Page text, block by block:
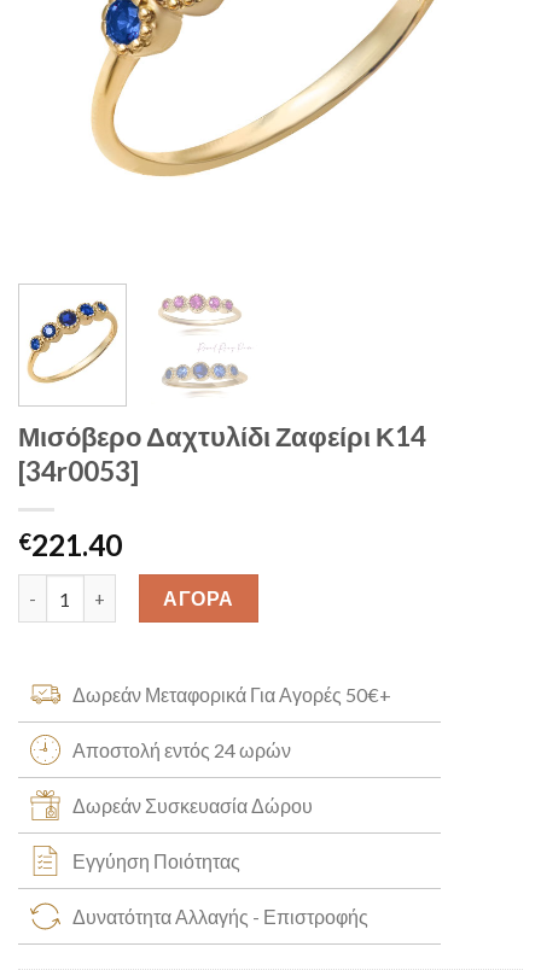
Μισόβερο Δαχτυλίδι Ζαφείρι Κ14
[34r0053]
€221.40
Μισόβερο Δαχτυλίδι Ζαφείρι Κ14 [34r0053] quantity
ΑΓΟΡΑ
Δωρεάν Μεταφορικά Για Αγορές 50€+
Αποστολή εντός 24 ωρών
Δωρεάν Συσκευασία Δώρου
Εγγύηση Ποιότητας
Δυνατότητα Αλλαγής - Επιστροφής